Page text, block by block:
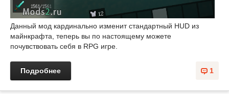
Данный мод кардинально изменит стандартный HUD из
майнкрафта, теперь вы по настоящему можете
почувствовать себя в RPG игре.
1
Подробнее